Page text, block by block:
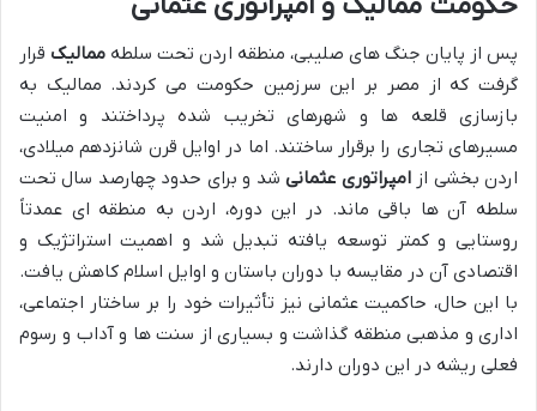
پس از پایان جنگ های صلیبی، منطقه اردن تحت سلطه ممالیک قرار
گرفت که از مصر بر این سرزمین حکومت می کردند. ممالیک به
بازسازی قلعه ها و شهرهای تخریب شده پرداختند و امنیت
مسیرهای تجاری را برقرار ساختند. اما در اوایل قرن شانزدهم میلادی،
اردن بخشی ازامپراتوری عثمانیشد و برای حدود چهارصد سال تحت
سلطه آن ها باقی ماند. در این دوره، اردن به منطقه ای عمدتاً
روستایی و کمتر توسعه یافته تبدیل شد و اهمیت استراتژیک و
اقتصادی آن در مقایسه با دوران باستان و اوایل اسلام کاهش یافت.
با این حال، حاکمیت عثمانی نیز تأثیرات خود را بر ساختار اجتماعی،
اداری و مذهبی منطقه گذاشت و بسیاری از سنت ها و آداب و رسوم
فعلی ریشه در این دوران دارند.